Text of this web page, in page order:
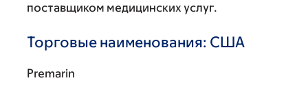
поставщиком медицинских услуг.
Торговые наименования: США
Premarin